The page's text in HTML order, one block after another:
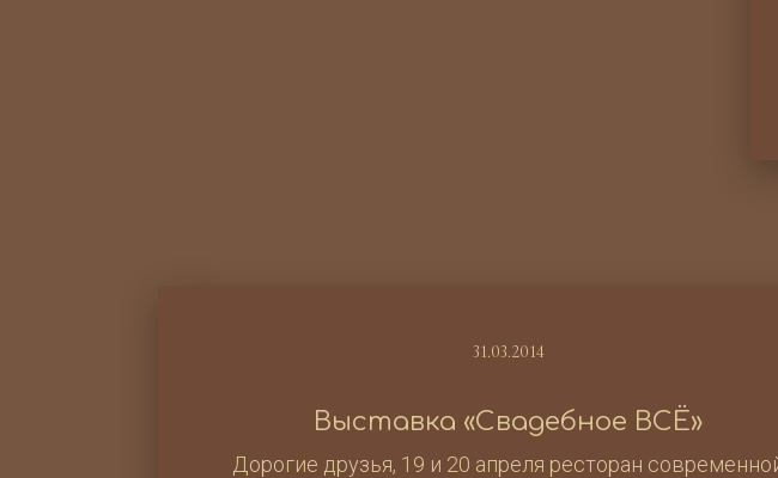
31.03.2014
Выставка «Свадебное ВСЁ»
Дорогие друзья, 19 и 20 апреля ресторан